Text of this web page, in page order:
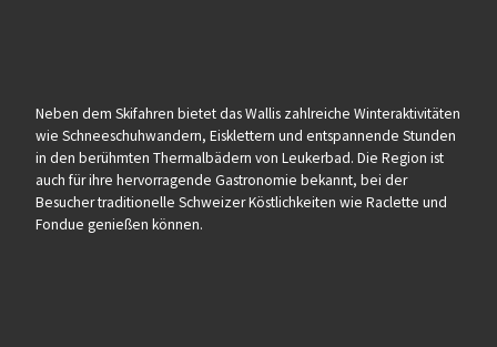
Neben dem Skifahren bietet das Wallis zahlreiche Winteraktivitäten
wie Schneeschuhwandern, Eisklettern und entspannende Stunden
in den berühmten Thermalbädern von Leukerbad. Die Region ist
auch für ihre hervorragende Gastronomie bekannt, bei der
Besucher traditionelle Schweizer Köstlichkeiten wie Raclette und
Fondue genießen können.